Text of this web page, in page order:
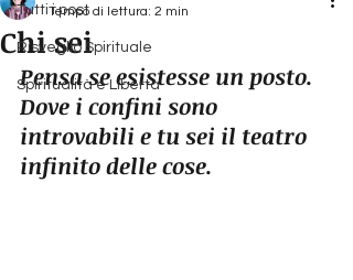
Tutti i post
Risveglio Spirituale
Spiritualità e Libertà
Chi sei
Tempo di lettura: 2 min
Pensa se esistesse un posto.
Dove i confini sono
introvabili e tu sei il teatro
infinito delle cose.